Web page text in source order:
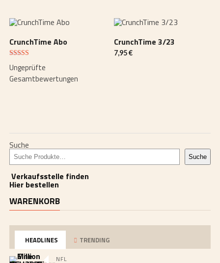
CrunchTime Abo
Bewertet
mit
3.50
von 5
Ungeprüfte
Gesamtbewertungen
CrunchTime 3/23
7,95€
Suche
Suche
Verkaufsstelle finden
Hier bestellen
WARENKORB
HEADLINES TRENDING
NFL